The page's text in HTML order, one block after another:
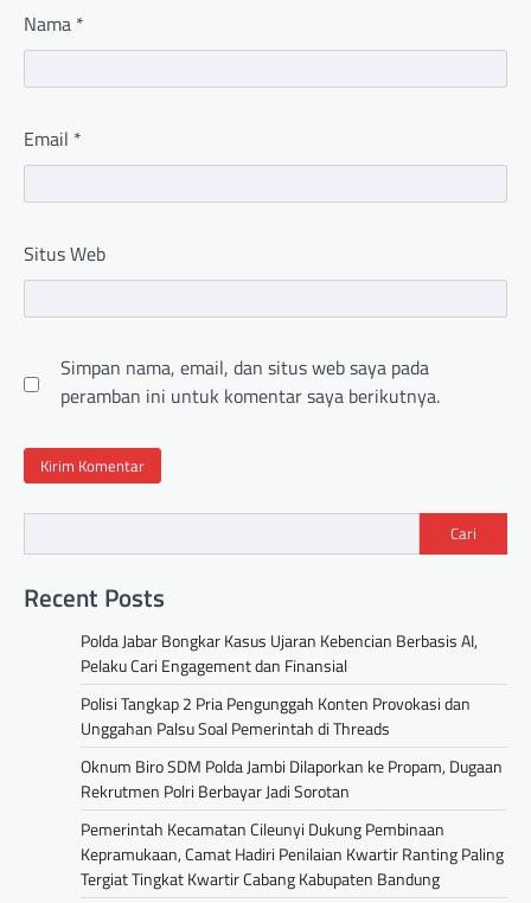
Nama *
Email *
Situs Web
Simpan nama, email, dan situs web saya pada
peramban ini untuk komentar saya berikutnya.
Cari
Recent Posts
Polda Jabar Bongkar Kasus Ujaran Kebencian Berbasis AI,
Pelaku Cari Engagement dan Finansial
Polisi Tangkap 2 Pria Pengunggah Konten Provokasi dan
Unggahan Palsu Soal Pemerintah di Threads
Oknum Biro SDM Polda Jambi Dilaporkan ke Propam, Dugaan
Rekrutmen Polri Berbayar Jadi Sorotan
Pemerintah Kecamatan Cileunyi Dukung Pembinaan
Kepramukaan, Camat Hadiri Penilaian Kwartir Ranting Paling
Tergiat Tingkat Kwartir Cabang Kabupaten Bandung